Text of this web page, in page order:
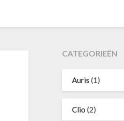
CATEGORIEËN
Auris (1)
Clio (2)